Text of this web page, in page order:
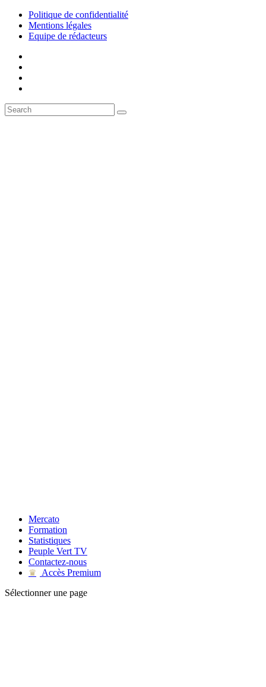
Politique de confidentialité
Mentions légales
Equipe de rédacteurs
Mercato
Formation
Statistiques
Peuple Vert TV
Contactez-nous
♛
Accès Premium
Sélectionner une page